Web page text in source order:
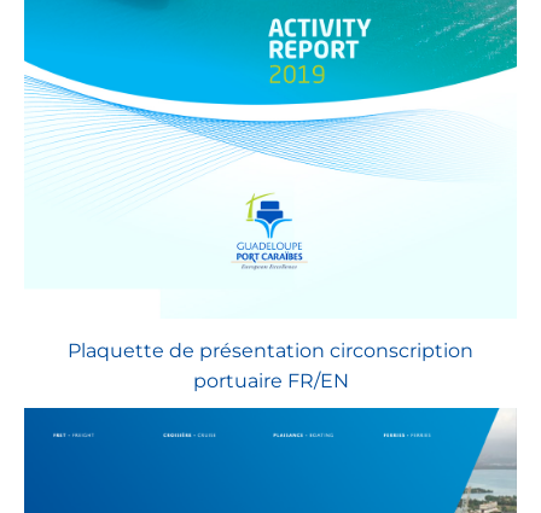
Plaquette de présentation circonscription
portuaire FR/EN